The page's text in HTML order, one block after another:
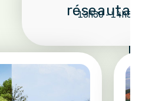
13h30 - 14h30